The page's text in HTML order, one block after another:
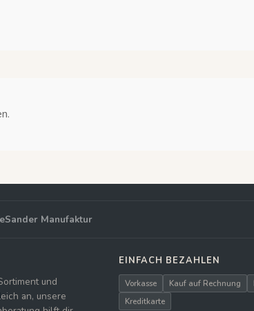
Sander Manufaktur
und
an, unsere
EINFACH BEZAHLEN
Vorkasse Kauf auf Rechnung
Kreditkarte